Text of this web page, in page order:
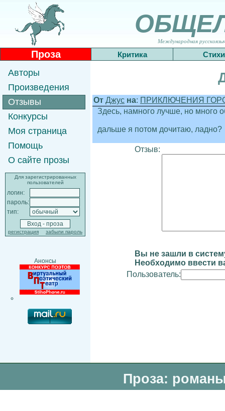
Международная
Проза Критика Стихи
Авторы
Произведения
Отзывы
Конкурсы
Моя страница
Помощь
О сайте прозы
Для зарегистрированных
пользователей
логин:
пароль:
тип:
регистрация забыли пароль
Анонсы
От Джус на: ПРИКЛЮЧЕНИЯ
Здесь, намного лучше, но много
дальше я потом дочитаю, ладно?
Отзыв:
Вы не зашли в
Необходимо ввести
Пользователь:
Проза: